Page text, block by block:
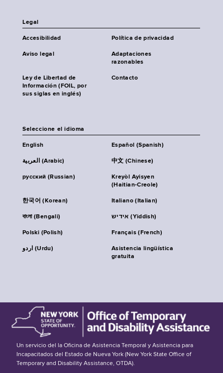
Legal
Accesibilidad Política de privacidad
Aviso legal
Adaptaciones
razonables
Ley de Libertad de
Información (FOIL, por
sus siglas en inglés)
Contacto
Seleccione el idioma
English Español (Spanish)
العربية (Arabic) 中文 (Chinese)
русский (Russian)
Kreyòl Ayisyen
(Haitian-Creole)
한국어 (Korean) Italiano (Italian)
বাংলা (Bengali) אידיש (Yiddish)
Polski (Polish) Français (French)
اردو (Urdu)
Asistencia lingüística
gratuita
Un servicio del la Oficina de Asistencia Temporal y Asistencia para
Incapacitados del Estado de Nueva York (New York State Office of
Temporary and Disability Assistance, OTDA).